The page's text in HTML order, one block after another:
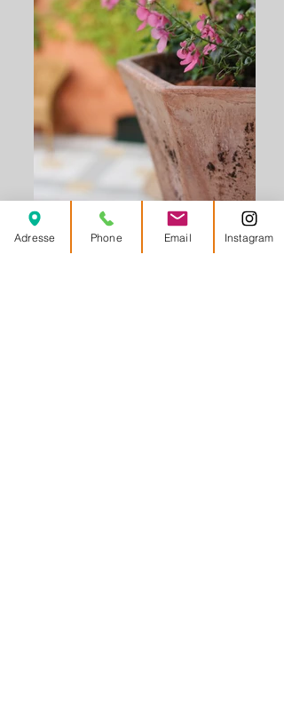
Adresse Phone Email Instagram